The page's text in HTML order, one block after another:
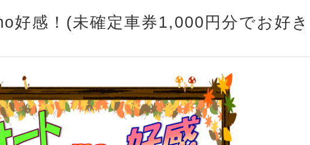
好感！(未確定車券1,000円分でお好